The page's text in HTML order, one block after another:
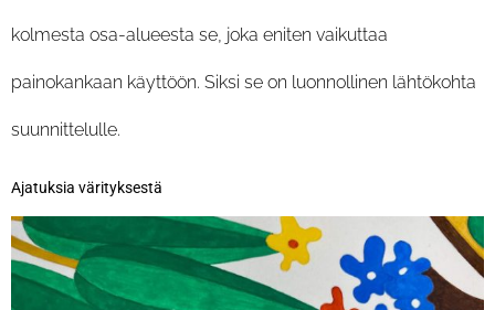
kolmesta osa-alueesta se, joka eniten vaikuttaa
painokankaan käyttöön. Siksi se on luonnollinen lähtökohta
suunnittelulle.
Ajatuksia värityksestä